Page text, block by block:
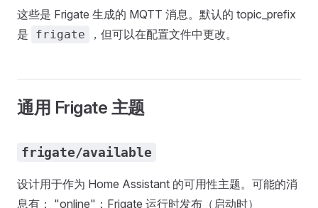
这些是 Frigate 生成的 MQTT 消息。默认的 topic_prefix
是
frigate ，但可以在配置文件中更改。
通用 Frigate 主题
frigate/available
设计用于作为 Home Assistant 的可用性主题。可能的消
息有： "online"：Frigate 运行时发布（启动时）